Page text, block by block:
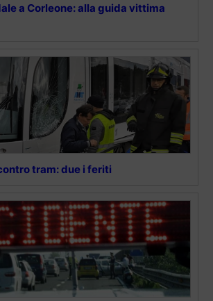
a Corleone: alla guida vittima
tram: due i feriti